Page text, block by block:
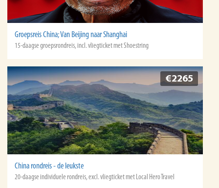
Groepsreis China; Van Beijing naar Shanghai
15-daagse groepsrondreis, incl. vliegticket met Shoestring
€2265
China rondreis - de leukste
20-daagse individuele rondreis, excl. vliegticket met Local Hero Travel